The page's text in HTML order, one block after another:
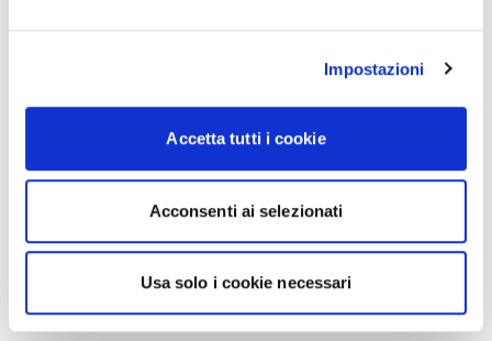
Impostazioni
Accetta tutti i cookie
Acconsenti ai selezionati
Usa solo i cookie necessari